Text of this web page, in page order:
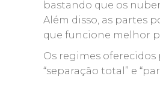
bastando que os
Além disso, as partes
que funcione melhor
Os regimes oferecidos
“separação total” e